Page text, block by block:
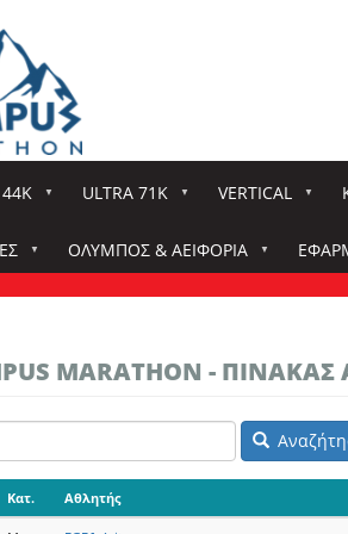
ULTRA 71K VERTICAL
ΌΛΥΜΠΟΣ & ΑΕΙΦΟΡΊΑ
MARATHON -
Κατ. Αθλητής